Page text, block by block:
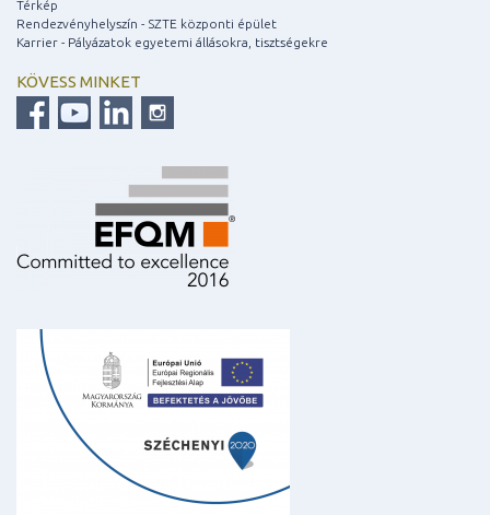
Térkép
Rendezvényhelyszín - SZTE központi épület
Karrier - Pályázatok egyetemi állásokra, tisztségekre
KÖVESS MINKET